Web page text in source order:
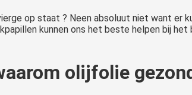
op staat ? Neen absoluut niet want er
kunnen ons het beste helpen bij
olijfolie